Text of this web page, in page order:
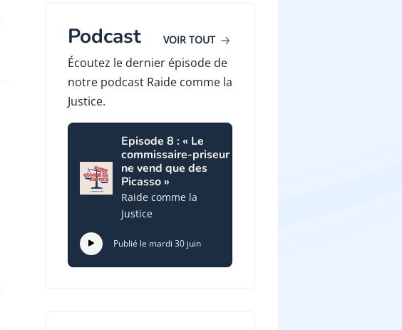
Podcast VOIR TOUT
Écoutez le dernier épisode de
notre podcast Raide comme la
Justice.
Episode 8 : « Le
commissaire-priseur
ne vend que des
Picasso »
Raide comme la
Justice
Publié le mardi 30 juin